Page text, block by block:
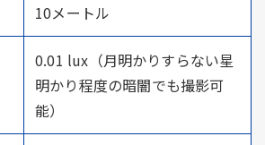
10メートル
0.01 lux（月明かりすらない星
明かり程度の暗闇でも撮影可
能）